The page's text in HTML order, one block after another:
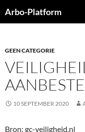
naar
Arbo-Platform
GEEN CATEGORIE
10 SEPTEMBER 2020
Bron: gc-veiligheid.nl